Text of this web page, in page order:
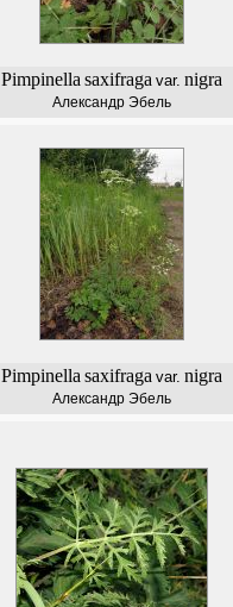
Pimpinella saxifraga var. nigra
Александр Эбель
Pimpinella saxifraga var. nigra
Александр Эбель